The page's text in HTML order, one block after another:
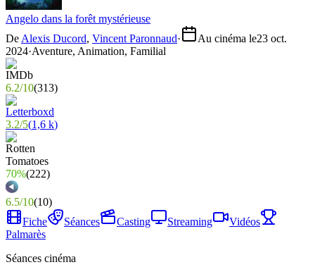
Angelo dans la forêt mystérieuse
De Alexis Ducord, Vincent Paronnaud· Au cinéma le23 oct.
2024·Aventure, Animation, Familial
6.2/10(313)
3.2/5(1,6 k)
70%(222)
6.5/10(10)
Fiche
Séances Casting Streaming
Vidéos
Palmarès
Séances cinéma